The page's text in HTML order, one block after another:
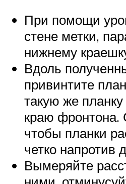
При помощи
стене метки,
нижнему
Вдоль
привинтите
такую же
краю фронтона.
чтобы планки
четко напротив
Вымеряйте